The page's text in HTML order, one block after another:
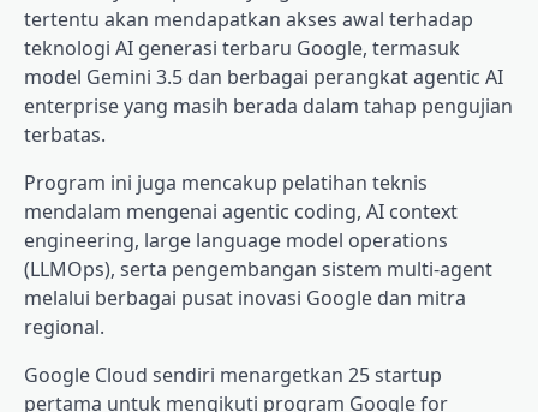
tertentu akan mendapatkan akses awal terhadap
teknologi AI generasi terbaru Google, termasuk
model Gemini 3.5 dan berbagai perangkat agentic AI
enterprise yang masih berada dalam tahap pengujian
terbatas.
Program ini juga mencakup pelatihan teknis
mendalam mengenai agentic coding, AI context
engineering, large language model operations
(LLMOps), serta pengembangan sistem multi-agent
melalui berbagai pusat inovasi Google dan mitra
regional.
Google Cloud sendiri menargetkan 25 startup
pertama untuk mengikuti program Google for